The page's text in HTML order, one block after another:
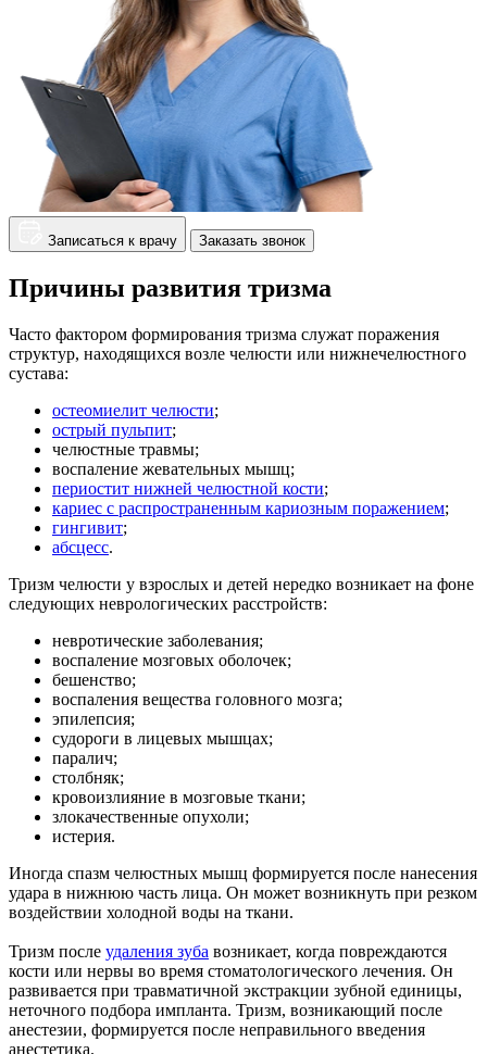
Записаться к врачу Заказать звонок
Причины развития тризма
Часто фактором формирования тризма служат поражения
структур, находящихся возле челюсти или нижнечелюстного
сустава:
остеомиелит челюсти;
острый пульпит;
челюстные травмы;
воспаление жевательных мышц;
периостит нижней челюстной кости;
кариес с распространенным кариозным поражением;
гингивит;
абсцесс.
Тризм челюсти у взрослых и детей нередко возникает на фоне
следующих неврологических расстройств:
невротические заболевания;
воспаление мозговых оболочек;
бешенство;
воспаления вещества головного мозга;
эпилепсия;
судороги в лицевых мышцах;
паралич;
столбняк;
кровоизлияние в мозговые ткани;
злокачественные опухоли;
истерия.
Иногда спазм челюстных мышц формируется после нанесения
удара в нижнюю часть лица. Он может возникнуть при резком
воздействии холодной воды на ткани.
Тризм после удаления зуба возникает, когда повреждаются
кости или нервы во время стоматологического лечения. Он
развивается при травматичной экстракции зубной единицы,
неточного подбора импланта. Тризм, возникающий после
анестезии, формируется после неправильного введения
анестетика.